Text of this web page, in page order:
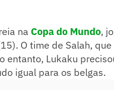
na Copa do Mundo,
O time de Salah,
entanto, Lukaku
igual para os belgas.